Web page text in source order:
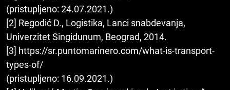
(pristupljeno: 24.07.2021.)
[2] Regodić D., Logistika, Lanci snabdevanja,
Univerzitet Singidunum, Beograd, 2014.
[3] https://sr.puntomarinero.com/what-is-transport-
types-of/
(pristupljeno: 16.09.2021.)